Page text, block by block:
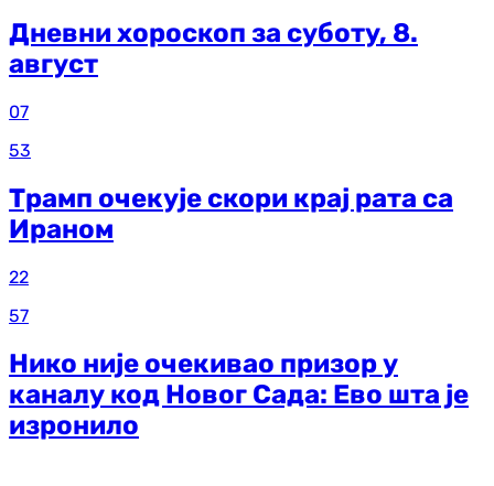
Дневни хороскоп за суботу, 8.
август
07
53
Трамп очекује скори крај рата са
Ираном
22
57
Нико није очекивао призор у
каналу код Новог Сада: Ево шта је
изронило